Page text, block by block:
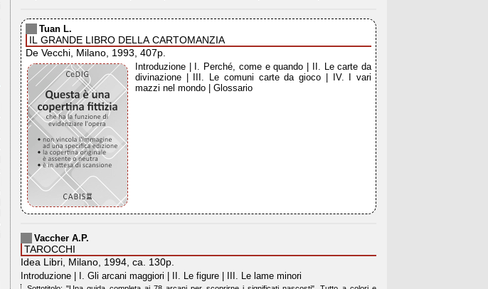
Tuan L.
IL GRANDE LIBRO DELLA CARTOMANZIA
De Vecchi, Milano, 1993, 407p.
Introduzione | I. Perché, come e quando | II. Le carte da
divinazione | III. Le comuni carte da gioco | IV. I vari
mazzi nel mondo | Glossario
Vaccher A.P.
TAROCCHI
Idea Libri, Milano, 1994, ca. 130p.
Introduzione | I. Gli arcani maggiori | II. Le figure | III. Le lame minori